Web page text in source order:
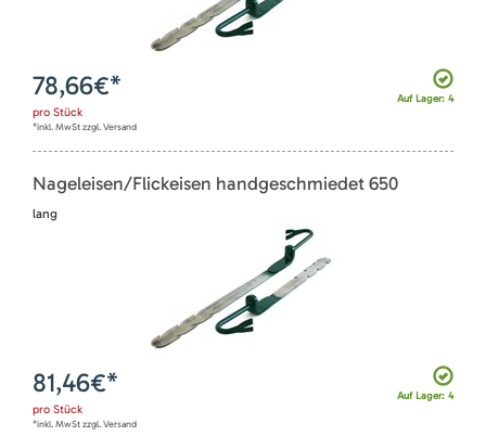
Auf Lager: 4
78,66€*
pro Stück
*inkl. MwSt zzgl. Versand
Nageleisen/Flickeisen handgeschmiedet 650
lang
Auf Lager: 4
81,46€*
pro Stück
*inkl. MwSt zzgl. Versand